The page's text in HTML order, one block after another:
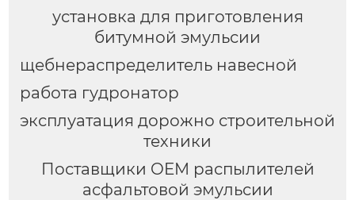
установка для приготовления
битумной эмульсии
щебнераспределитель навесной
работа гудронатор
эксплуатация дорожно строительной
техники
Поставщики OEM распылителей
асфальтовой эмульсии